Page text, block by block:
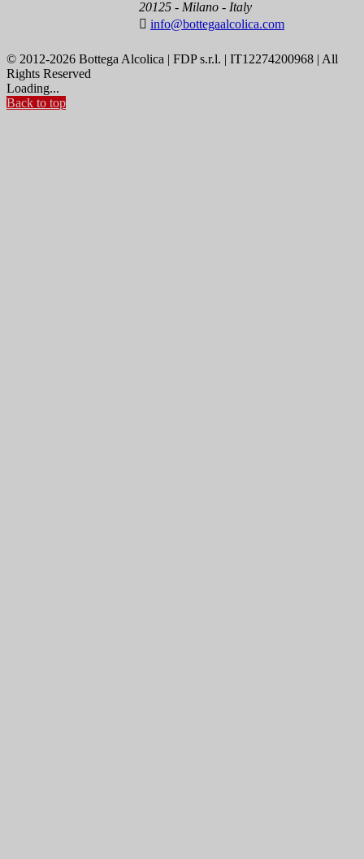
20125 - Milano - Italy
 info@bottegaalcolica.com
© 2012-2026 Bottega Alcolica | FDP s.r.l. | IT12274200968 | All
Rights Reserved
Loading...
Back to top